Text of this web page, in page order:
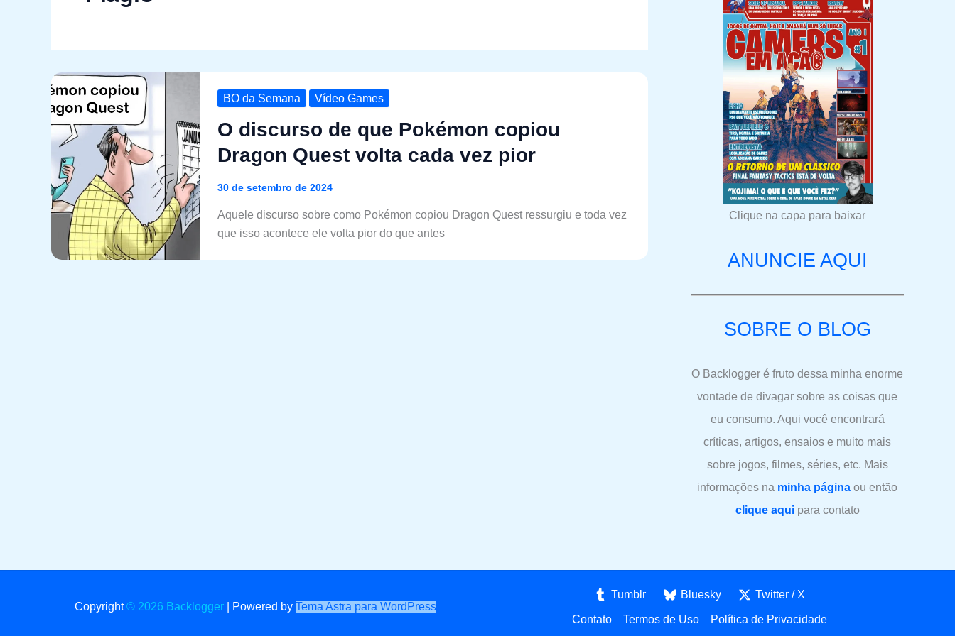
BO da Semana Vídeo Games
O discurso de que Pokémon copiou
Dragon Quest volta cada vez pior
30 de setembro de 2024
Aquele discurso sobre como Pokémon copiou Dragon Quest ressurgiu e toda vez
que isso acontece ele volta pior do que antes
Clique na capa para baixar
ANUNCIE AQUI
SOBRE O BLOG
O Backlogger é fruto dessa minha enorme
vontade de divagar sobre as coisas que
eu consumo. Aqui você encontrará
críticas, artigos, ensaios e muito mais
sobre jogos, filmes, séries, etc. Mais
informações na minha página ou então
clique aquipara contato
Copyright© 2026 Backlogger Powered by Tema Astra para WordPress
Tumblr Bluesky Twitter / X
Contato Termos de Uso Política de Privacidade